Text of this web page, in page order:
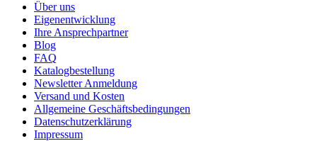
Über uns
Eigenentwicklung
Ihre Ansprechpartner
Blog
FAQ
Katalogbestellung
Newsletter Anmeldung
Versand und Kosten
Allgemeine Geschäftsbedingungen
Datenschutzerklärung
Impressum